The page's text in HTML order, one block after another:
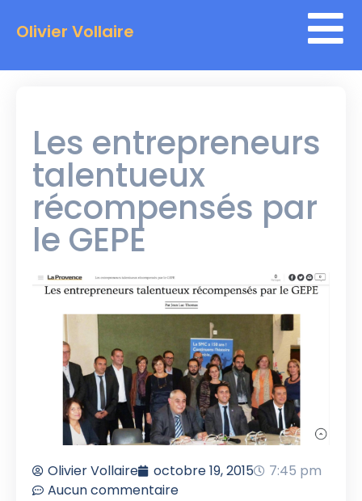
Olivier Vollaire
Les entrepreneurs
talentueux
récompensés par
le GEPE
Olivier Vollaire octobre 19, 2015
7:45 pm
Aucun commentaire